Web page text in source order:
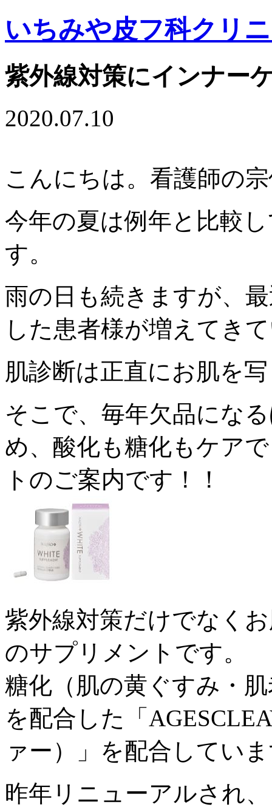
いちみや皮フ科クリ
紫外線対策にインナー
2020.07.10
こんにちは。看護師の
今年の夏は例年と比較
す。
雨の日も続きますが、
した患者様が増えてき
肌診断は正直にお肌を
そこで、毎年欠品にな
め、酸化も糖化もケア
トのご案内です！！
紫外線対策だけでなく
のサプリメントです。
糖化（肌の黄ぐすみ・
を配合した「
ァー）」を配合してい
昨年リニューアルされ、